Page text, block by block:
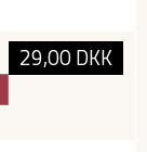
29,00 DKK